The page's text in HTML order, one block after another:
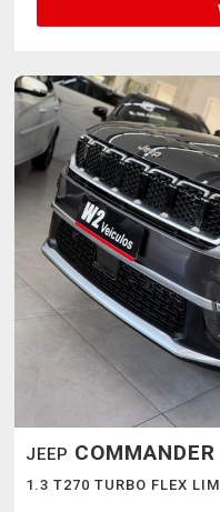
JEEP COMMANDER
1.3 T270 TURBO FLEX